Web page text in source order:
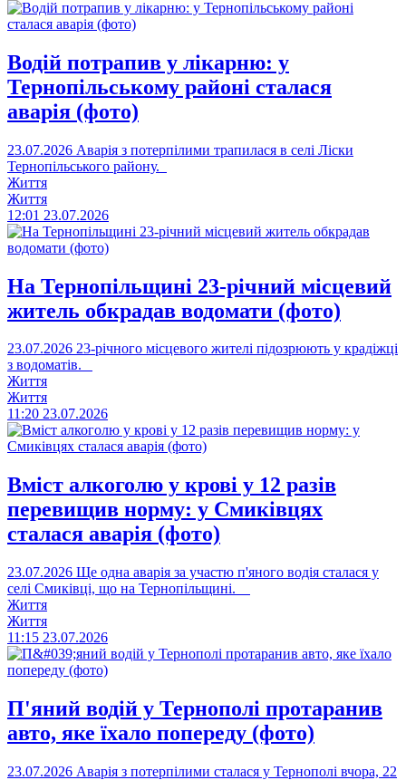
Водій потрапив у лікарню: у
Тернопільському районі сталася
аварія (фото)
23.07.2026 Аварія з потерпілими трапилася в селі Ліски
Тернопільського району.
Життя
Життя
12:01 23.07.2026
На Тернопільщині 23-річний місцевий
житель обкрадав водомати (фото)
23.07.2026 23-річного місцевого жителі підозрюють у крадіжці
з водоматів.
Життя
Життя
11:20 23.07.2026
Вміст алкоголю у крові у 12 разів
перевищив норму: у Смиківцях
сталася аварія (фото)
23.07.2026 Ще одна аварія за участю п'яного водія сталася у
селі Смиківці, що на Тернопільщині.
Життя
Життя
11:15 23.07.2026
П'яний водій у Тернополі протаранив
авто, яке їхало попереду (фото)
23.07.2026 Аварія з потерпілими сталася у Тернополі вчора, 22